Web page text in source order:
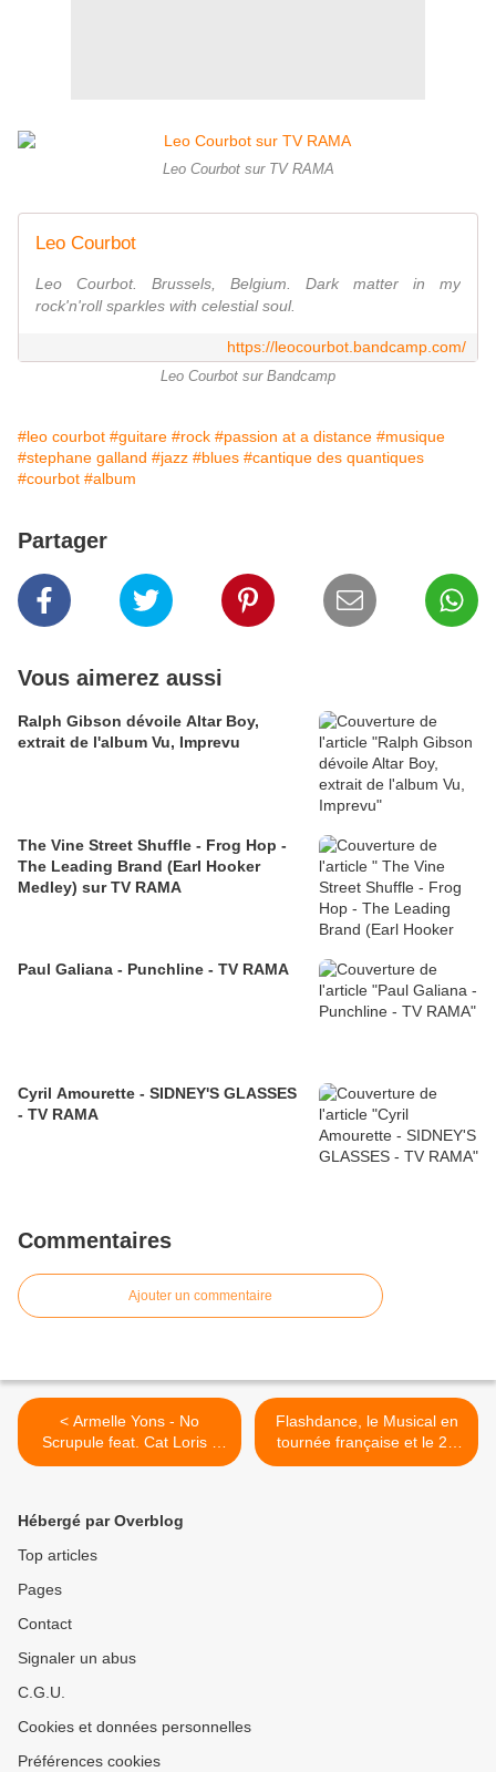
Leo Courbot sur TV RAMA
Leo Courbot
Leo Courbot. Brussels, Belgium. Dark matter in my
rock'n'roll sparkles with celestial soul.
https://leocourbot.bandcamp.com/
Leo Courbot sur Bandcamp
#leo courbot #guitare #rock #passion at a distance #musique
#stephane galland #jazz #blues #cantique des quantiques
#courbot #album
Partager
Vous aimerez aussi
Ralph Gibson dévoile Altar Boy,
extrait de l'album Vu, Imprevu
The Vine Street Shuffle - Frog Hop -
The Leading Brand (Earl Hooker
Medley) sur TV RAMA
Paul Galiana - Punchline - TV RAMA
Cyril Amourette - SIDNEY'S GLASSES
- TV RAMA
Commentaires
Ajouter un commentaire
< Armelle Yons - No
Scrupule feat. Cat Loris (
Official Vidéo ) - TV RAMA
Flashdance, le Musical en
tournée française et le 27
avril 2024 à la Seine
Hébergé par Overblog
Top articles
Pages
Contact
Signaler un abus
C.G.U.
Cookies et données personnelles
Préférences cookies